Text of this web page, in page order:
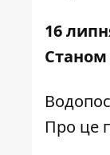
16
Про це